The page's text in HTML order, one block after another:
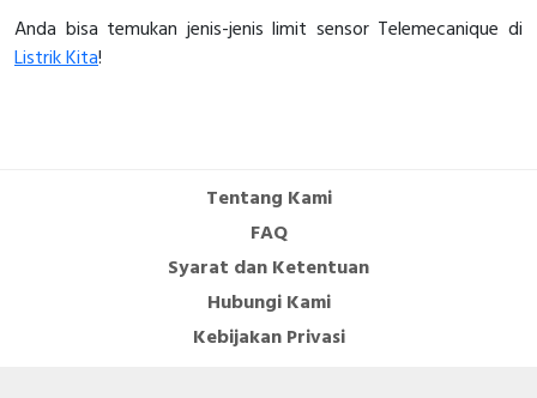
Anda bisa temukan jenis-jenis limit sensor Telemecanique di
Listrik Kita!
Tentang Kami
FAQ
Syarat dan Ketentuan
Hubungi Kami
Kebijakan Privasi